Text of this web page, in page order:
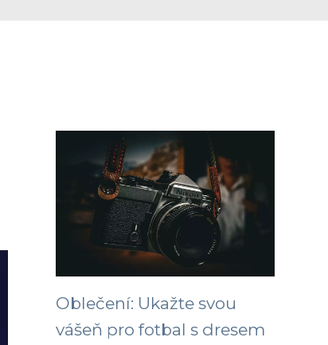
Oblečení: Ukažte svou
vášeň pro fotbal s dresem